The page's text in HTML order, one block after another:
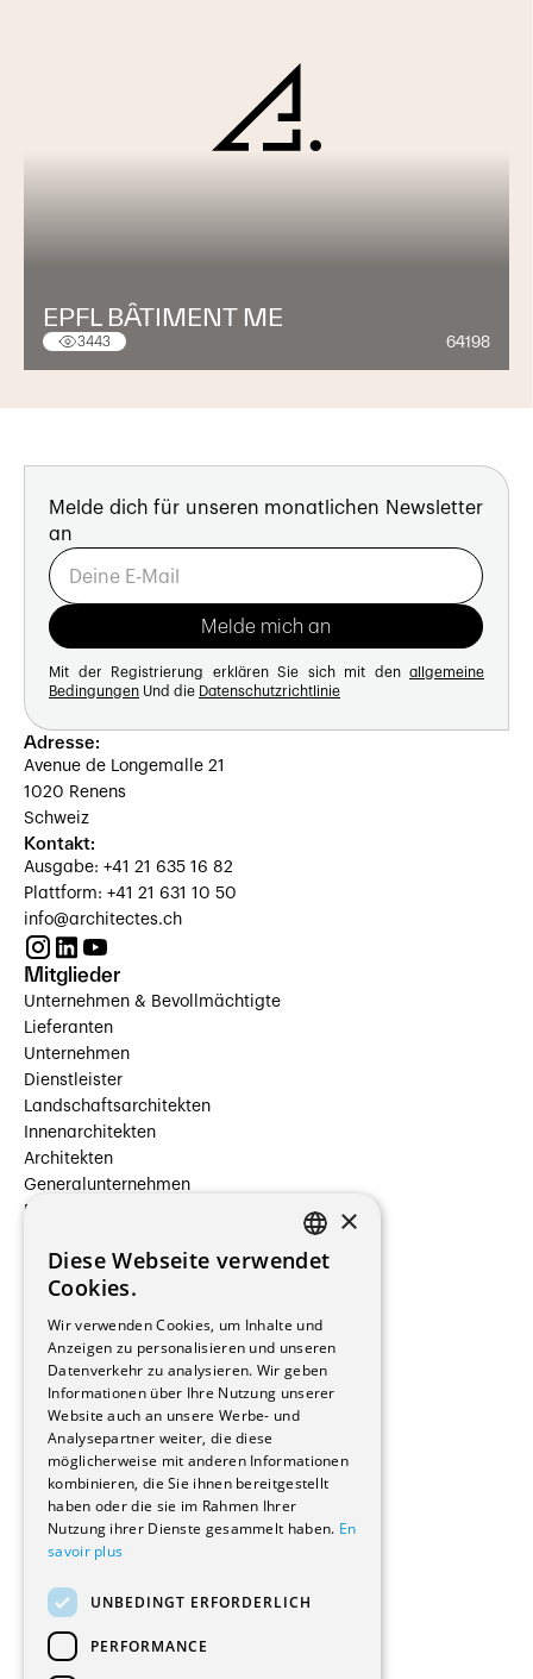
EPFL BÂTIMENT ME
3443 64198
Melde dich für unseren monatlichen Newsletter
an
Mit der Registrierung erklären Sie sich mit den allgemeine
Bedingungen Und die Datenschutzrichtlinie
Adresse:
Avenue de Longemalle 21
1020 Renens
Schweiz
Kontakt:
Ausgabe: +41 21 635 16 82
Plattform: +41 21 631 10 50
info@architectes.ch
Mitglieder
Unternehmen & Bevollmächtigte
Lieferanten
Unternehmen
Dienstleister
Landschaftsarchitekten
Innenarchitekten
Architekten
Generalunternehmen
Beauftragte Unternehmen
Hersteller/Lieferanten
Bauherrschaften
Immobilienverwaltungsgesellschaften
Stockwerkeigentum
Reportagen
Wohnungen
Renovierungen
Innere Umbauten
Gastgewerbe und Tourismus
Verwaltungsgebäude und Geschäfte
Schuleinrichtungen
Medizinische Einrichtungen
Kultur - Sport - Freizeit
Industrie - Handwerk
Transport und Parkplätze
FRENCH
×
Diese Webseite verwendet
Cookies.
Wir verwenden Cookies, um Inhalte und
Anzeigen zu personalisieren und unseren
Datenverkehr zu analysieren. Wir geben
Informationen über Ihre Nutzung unserer
Website auch an unsere Werbe- und
Analysepartner weiter, die diese
möglicherweise mit anderen Informationen
kombinieren, die Sie ihnen bereitgestellt
haben oder die sie im Rahmen Ihrer
Nutzung ihrer Dienste gesammelt haben. En
savoir plus
UNBEDINGT ERFORDERLICH
PERFORMANCE